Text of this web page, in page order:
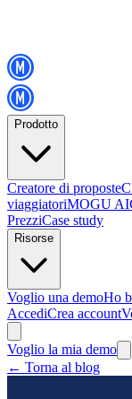
Prodotto
Creatore di proposte
viaggiatoriMOGU AI
PrezziCase study
Risorse
Voglio una demoHo
AccediCrea account
Voglio la mia demo
← Torna al blog